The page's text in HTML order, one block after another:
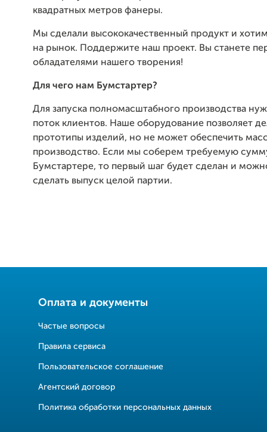
квадратных метров фанеры.
Мы сделали высококачественный продукт и
на рынок. Поддержите наш проект. Вы станете
обладателями нашего творения!
Для чего нам Бумстартер?
Для запуска полномасштабного производства
поток клиентов. Наше оборудование позволяет
прототипы изделий, но не может обеспечить
производство. Если мы соберем требуемую
Бумстартере, то первый шаг будет сделан и
сделать выпуск целой партии.
Оплата и документы
Частые вопросы
Правила сервиса
Пользовательское соглашение
Агентский договор
Политика обработки персональных данных